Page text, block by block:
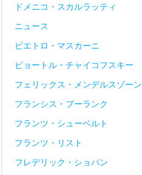
ドメニコ・スカルラッティ
ニュース
ピエトロ・マスカーニ
ピョートル・チャイコフスキー
フェリックス・メンデルスゾーン
フランシス・プーランク
フランツ・シューベルト
フランツ・リスト
フレデリック・ショパン